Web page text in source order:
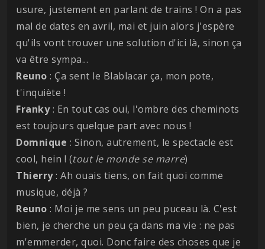
usure, justement en parlant de trains ! On a pas
mal de dates en avril, mai et juin alors j'espère
qu'ils vont trouver une solution d'ici là, sinon ça
va être sympa...
Reuno : Ça sent le Blablacar ça, mon pote,
t'inquiète !
Franky: En tout cas oui, l'ombre des cheminots
est toujours quelque part avec nous !
Domnique : Sinon, autrement, le spectacle est
cool, hein ! (tout le monde se marre)
Thierry: Ah ouais tiens, on fait quoi comme
musique, déjà ?
Reuno : Moi je me sens un peu puceau là. C'est
bien, je cherche un peu ça dans ma vie : ne pas
m'emmerder, quoi. Donc faire des choses que je